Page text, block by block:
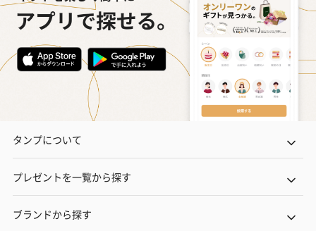
タンプについて
プレゼントを一覧から探す
ブランドから探す